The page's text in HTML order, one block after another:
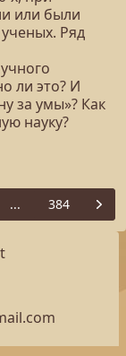
или были
Ряд
ли это? И
за умы»? Как
науку?
... 384 Next